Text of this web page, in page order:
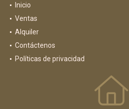
Inicio
Ventas
Alquiler
Contáctenos
Políticas de privacidad